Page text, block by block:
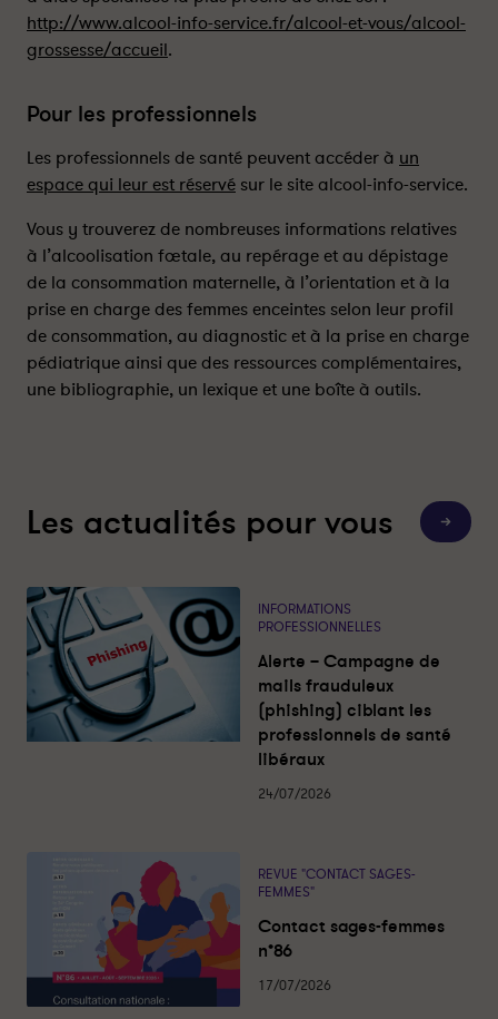
P
a
a
e
r
s
u
r
i
n
k
e
P
a
a
e
r
s
u
r
f
a
c
e
b
http://www.alcool-info-service.fr/alcool-et-vous/alcool-
grossesse/accueil.
Pour les professionnels
Les professionnels de santé peuvent accéder à un
espace qui leur est réservé sur le site alcool-info-service.
Vous y trouverez de nombreuses informations relatives
à l’alcoolisation fœtale, au repérage et au dépistage
de la consommation maternelle, à l’orientation et à la
prise en charge des femmes enceintes selon leur profil
de consommation, au diagnostic et à la prise en charge
pédiatrique ainsi que des ressources complémentaires,
une bibliographie, un lexique et une boîte à outils.
Les actualités pour vous T
o
a
l
INFORMATIONS
PROFESSIONNELLES
Alerte – Campagne de
mails frauduleux
(phishing) ciblant les
professionnels de santé
libéraux
24/07/2026
REVUE "CONTACT SAGES-
FEMMES"
Contact sages-femmes
n°86
17/07/2026